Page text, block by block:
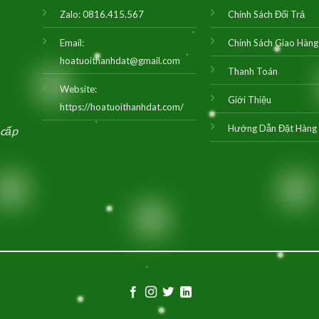
Zalo:0816.415.567
Email:
hoatuoithanhdat@gmail.com
Website:
https://hoatuoithanhdat.com/
Chính Sách Đổi Trả
Chính Sách Giao Hàng
Thanh Toán
Giới Thiệu
Hướng Dẫn Đặt Hàng